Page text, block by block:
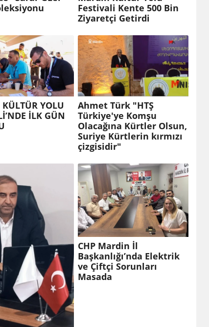
Festivali Kente 500 Bin
Ziyaretçi Getirdi
YOLU
İLK GÜN
Ahmet Türk "HTŞ
Türkiye'ye Komşu
Olacağına Kürtler Olsun,
Suriye Kürtlerin kırmızı
çizgisidir"
CHP Mardin İl
Başkanlığı’nda Elektrik
ve Çiftçi Sorunları
Masada